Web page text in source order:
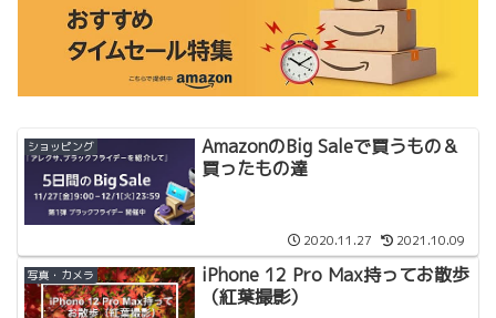
ショッピング
AmazonのBig Saleで買うもの＆
買ったもの達
2020.11.27 2021.10.09
写真・カメラ
iPhone 12 Pro Max持ってお散歩
（紅葉撮影）